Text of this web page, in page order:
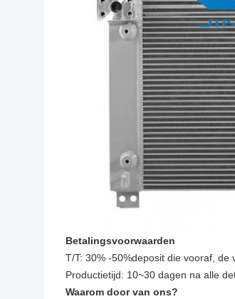
Betalingsvoorwaarden
T/T: 30% -50%deposit die vooraf,
Productietijd: 10~30 dagen na alle
Waarom door van ons?